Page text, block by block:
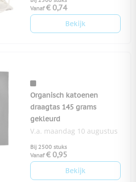
Vanaf € 0,74
Bekijk
Organisch katoenen
draagtas 145 grams
gekleurd
V.a. maandag 10 augustus
Bij 2500 stuks
Vanaf € 0,95
Bekijk